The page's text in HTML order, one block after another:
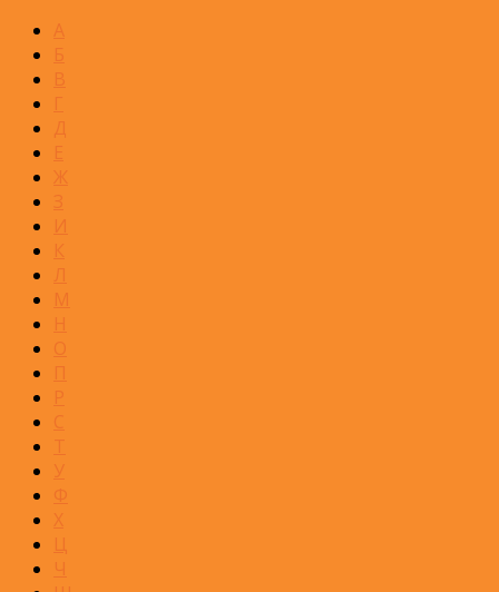
А
Б
В
Г
Д
Е
Ж
З
И
К
Л
М
Н
О
П
Р
С
Т
У
Ф
Х
Ц
Ч